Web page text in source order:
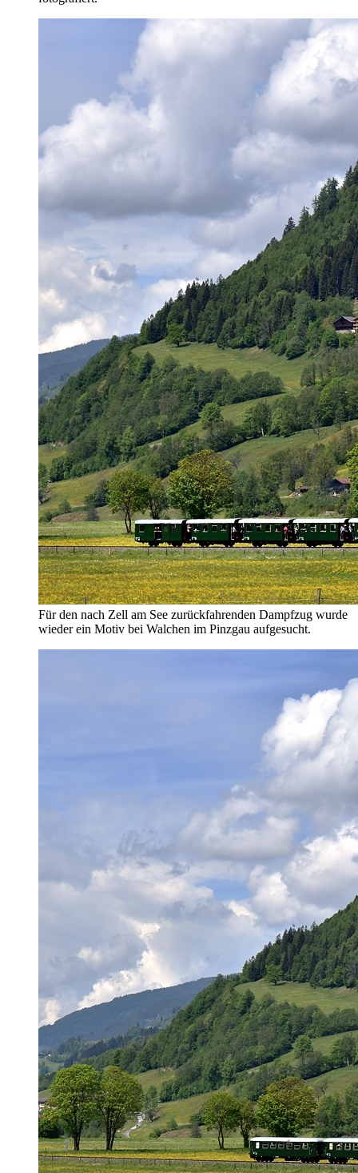
Für den nach Zell am See zurückfahrenden Dampfzug wurde
wieder ein Motiv bei Walchen im Pinzgau aufgesucht.